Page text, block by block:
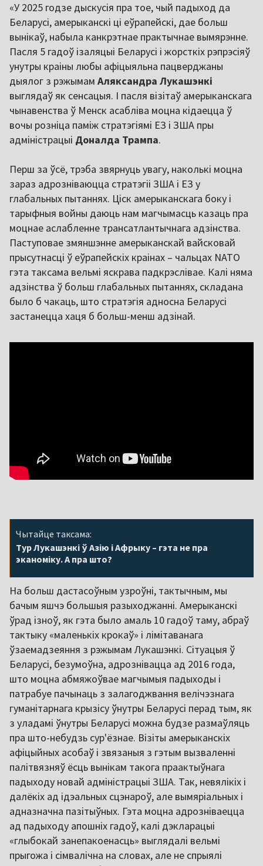
«У 2025 годзе дыскусія пра тое, чый падыход да
Беларусі, амерыканскі ці еўрапейскі, дае больш
вынікаў, набыла канкрэтнае практычнае вымярэнне.
Пасля 5 гадоў ізаляцыі Беларусі і жорсткіх рэпрэсіяў
унутры краіны любы афіцыяльна пацверджаны
дыялог з рэжымам Аляксандра Лукашэнкі
выглядаў як сенсацыя. І пасля візітаў амерыканскага
чынавенства ў Менск асабліва моцна кідаецца ў
вочы розніца паміж стратэгіямі ЕЗ і ЗША пры
адміністрацыі Доналда Трампа.
Перш за ўсё, трэба звярнуць увагу, наколькі моцна
зараз адрозніваюцца стратэгіі ЗША і ЕЗ у
глабальных пытаннях. Ціск амерыканскага боку і
тарыфныя войны даюць нам магчымасць казаць пра
моцнае аслабленне трансатлантычнага адзінства.
Паступовае змяншэнне амерыканскай вайсковай
прысутнасці ў еўрапейскіх краінах – чальцах NATO
гэта таксама вельмі яскрава падкрэслівае. Калі няма
адзінства ў больш глабальных пытаннях, складана
было б чакаць, што стратэгія адносна Беларусі
застанецца хаця б больш-менш адзінай.
Чытайце таксама:
Тур Лукашэнкі ў Азію і Афрыку – гэта не пра
эканоміку. А пра што?
На больш дастасоўным узроўні, тактычным, мы
бачым яшчэ большыя разыходжанні. Амерыканскі
ўрад ізноў, як гэта было амаль 10 гадоў таму, абраў
тактыку «маленькіх крокаў» і лімітаванага
ўзаемадзеяння з рэжымам Лукашэнкі. Сітуацыя ў
Беларусі, безумоўна, адрознівацца ад 2016 года,
што моцна абмяжоўвае магчымыя падыходы і
патрабуе пачынаць з залагоджвання велічэзнага
гуманітарнага крызісу ўнутры Беларусі перад тым, як
з уладамі ўнутры Беларусі можна будзе размаўляць
пра што-небудзь сур'ёзнае. Візіты амерыканскіх
афіцыйных асобаў і звязаныя з гэтым вызваленні
палітвязняў ёсць вынікам такога праактыўнага
падыходу новай адміністрацыі ЗША. Так, невялікіх і
далёкіх ад ідэальных сцэнароў, але вымяріальных і
адназначна пазітыўных. Гэта моцна адрозніваецца
ад падыходу апошніх гадоў, калі дэкларацыі
«глыбокай занепакоенасць» выглядалі вельмі
прыгожа і сімвалічна на словах, але не спрыялі